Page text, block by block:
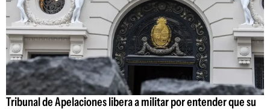
Tribunal de Apelaciones libera a militar por entender que su